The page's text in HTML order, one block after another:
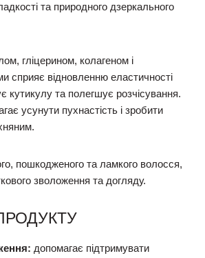
та природного дзеркального
гліцерином, колагеном і
сприяє відновленню еластичності
кутикулу та полегшує розчісування.
усунути пухнастість і зробити
пошкодженого та ламкого волосся,
зволоження та догляду.
допомагає підтримувати